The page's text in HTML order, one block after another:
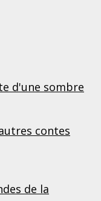
d'une sombre
contes
de la